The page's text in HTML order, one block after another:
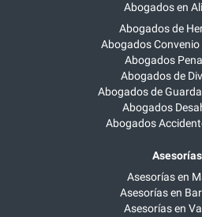
Abogados en
Abogados de
Abogados
Abogados
Abogados de
Abogados de
Abogados
Abogados
Asesorías
Asesorías en
Asesorías en
Asesorías en